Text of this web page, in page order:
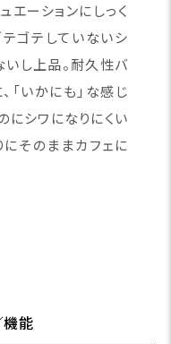
エーションにしっく
テゴテしていないシ
し上品。耐久性バ
「いかにも」な感じ
にシワになりにくい
そのままカフェに
機能